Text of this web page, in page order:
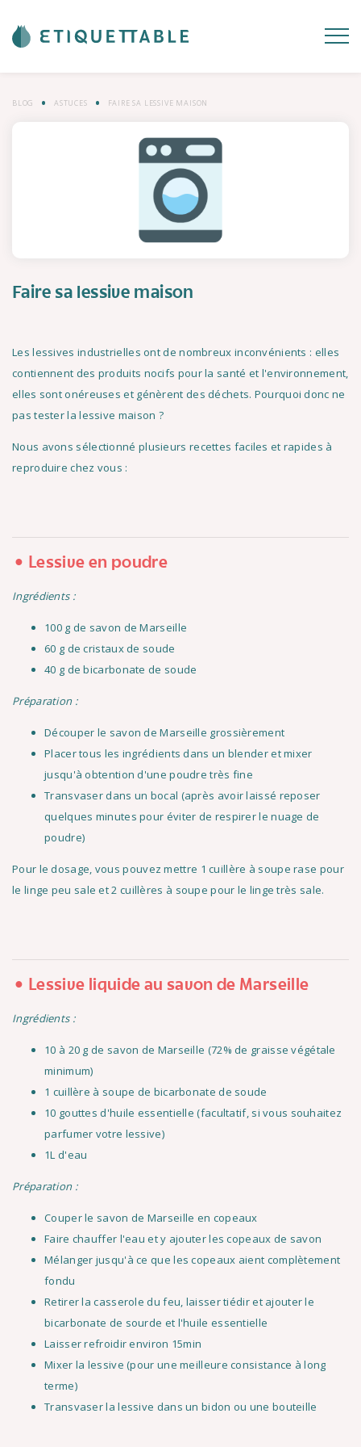
BLOG ASTUCES FAIRE SA LESSIVE MAISON
Faire sa lessive maison
Les lessives industrielles ont de nombreux inconvénients : elles
contiennent des produits nocifs pour la santé et l'environnement,
elles sont onéreuses et génèrent des déchets. Pourquoi donc ne
pas tester la lessive maison ?
Nous avons sélectionné plusieurs recettes faciles et rapides à
reproduire chez vous :
Lessive en poudre
Ingrédients :
100 g de savon de Marseille
60 g de cristaux de soude
40 g de bicarbonate de soude
Préparation :
Découper le savon de Marseille grossièrement
Placer tous les ingrédients dans un blender et mixer
jusqu'à obtention d'une poudre très fine
Transvaser dans un bocal (après avoir laissé reposer
quelques minutes pour éviter de respirer le nuage de
poudre)
Pour le dosage, vous pouvez mettre 1 cuillère à soupe rase pour
le linge peu sale et 2 cuillères à soupe pour le linge très sale.
Lessive liquide au savon de Marseille
Ingrédients :
10 à 20 g de savon de Marseille (72% de graisse végétale
minimum)
1 cuillère à soupe de bicarbonate de soude
10 gouttes d'huile essentielle (facultatif, si vous souhaitez
parfumer votre lessive)
1L d'eau
Préparation :
Couper le savon de Marseille en copeaux
Faire chauffer l'eau et y ajouter les copeaux de savon
Mélanger jusqu'à ce que les copeaux aient complètement
fondu
Retirer la casserole du feu, laisser tiédir et ajouter le
bicarbonate de sourde et l'huile essentielle
Laisser refroidir environ 15min
Mixer la lessive (pour une meilleure consistance à long
terme)
Transvaser la lessive dans un bidon ou une bouteille